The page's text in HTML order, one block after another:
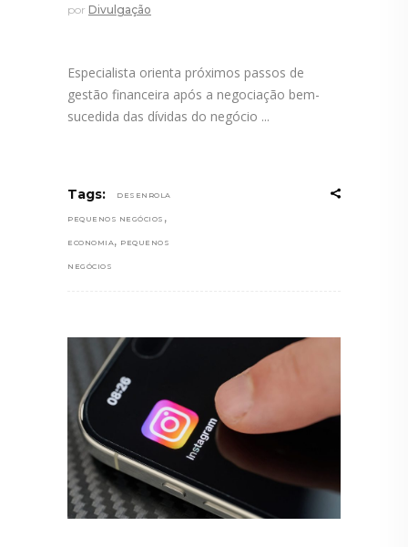
por Divulgação
Especialista orienta próximos passos de
gestão financeira após a negociação bem-
sucedida das dívidas do negócio
Tags: DESENROLA
PEQUENOS NEGÓCIOS ,
ECONOMIA , PEQUENOS
NEGÓCIOS